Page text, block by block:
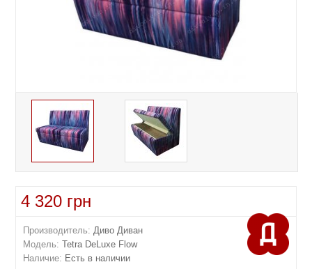
4 320 грн
Производитель: Диво Диван
Модель: Tetra DeLuxe Flow
Наличие: Есть в наличии